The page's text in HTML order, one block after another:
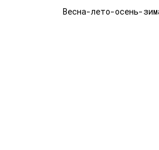
Весна-лето-осень-